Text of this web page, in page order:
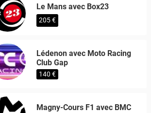
Le Mans avec Box23
205 €
Lédenon avec Moto Racing
Club Gap
140 €
Magny-Cours F1 avec BMC